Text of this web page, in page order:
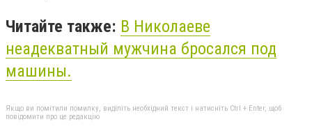
Читайте также: В Николаеве
неадекватный мужчина бросался под
машины.
Якщо ви помітили помилку, виділіть необхідний текст і натисніть Ctrl + Enter, щоб
повідомити про це редакцію